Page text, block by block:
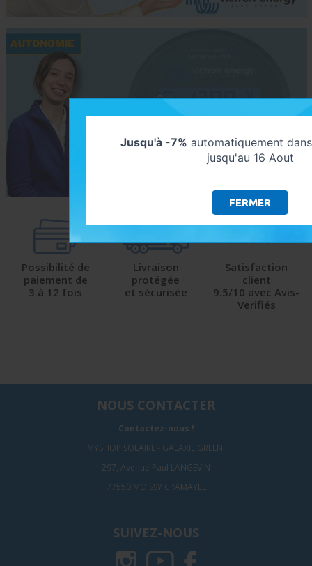
Possibilité de
paiement de
3 à 12 fois
Livraison
protégée
et sécurisée
Satisfaction
client
9.5/10 avec Avis-
Verifiés
NOUS CONTACTER
Contactez-nous !
MYSHOP SOLAIRE - GALAXIE GREEN
297, Avenue Paul LANGEVIN
77550 MOISSY CRAMAYEL
SUIVEZ-NOUS
Jusqu'à -7% automatiquement
jusqu'au 16 Aout
FERMER